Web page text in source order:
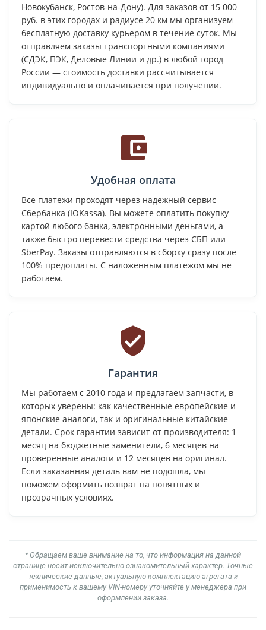
Новокубанск, Ростов-на-Дону). Для заказов от 15 000
руб. в этих городах и радиусе 20 км мы организуем
бесплатную доставку курьером в течение суток. Мы
отправляем заказы транспортными компаниями
(СДЭК, ПЭК, Деловые Линии и др.) в любой город
России — стоимость доставки рассчитывается
индивидуально и оплачивается при получении.
Удобная оплата
Все платежи проходят через надежный сервис
Сбербанка (ЮKassa). Вы можете оплатить покупку
картой любого банка, электронными деньгами, а
также быстро перевести средства через СБП или
SberPay. Заказы отправляются в сборку сразу после
100% предоплаты. С наложенным платежом мы не
работаем.
Гарантия
Мы работаем с 2010 года и предлагаем запчасти, в
которых уверены: как качественные европейские и
японские аналоги, так и оригинальные китайские
детали. Срок гарантии зависит от производителя: 1
месяц на бюджетные заменители, 6 месяцев на
проверенные аналоги и 12 месяцев на оригинал.
Если заказанная деталь вам не подошла, мы
поможем оформить возврат на понятных и
прозрачных условиях.
* Обращаем ваше внимание на то, что информация на данной
странице носит исключительно ознакомительный характер. Точные
технические данные, актуальную комплектацию агрегата и
применимость к вашему VIN-номеру уточняйте у менеджера при
оформлении заказа.